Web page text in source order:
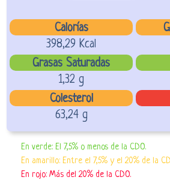
Calorías
398,29 Kcal
Grasas Saturadas
1,32 g
Colesterol
63,24 g
En verde: El 7,5% o menos de la CDO.
En amarillo: Entre el 7,5% y el 20% de la
En rojo: Más del 20% de la CDO.